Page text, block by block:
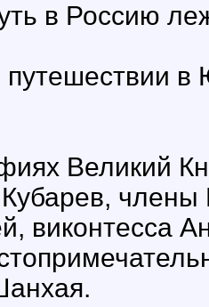
в Россию
путешествии
Великий
виконтесса